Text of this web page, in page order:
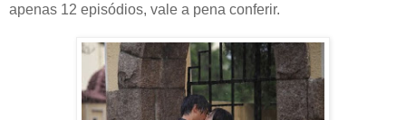
apenas 12 episódios, vale a pena conferir.